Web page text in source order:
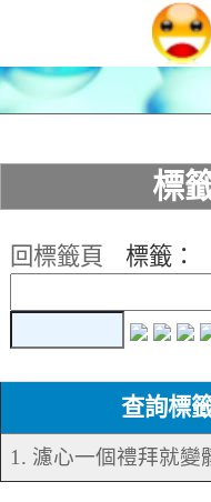
標
回標籤頁
標籤：
查詢標
1. 濾心一個禮拜就變